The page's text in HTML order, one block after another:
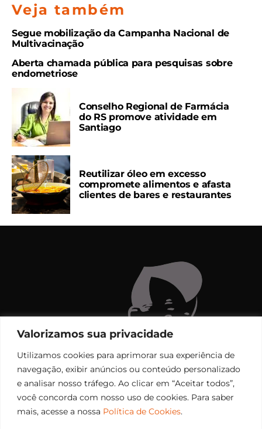
Valorizamos sua privacidade
Utilizamos cookies para aprimorar sua experiência de
navegação, exibir anúncios ou conteúdo personalizado
e analisar nosso tráfego. Ao clicar em “Aceitar todos”,
você concorda com nosso uso de cookies. Para saber
mais, acesse a nossa Política de Cookies.
Veja também
Segue mobilização da Campanha Nacional de
Multivacinação
Aberta chamada pública para pesquisas sobre
endometriose
Conselho Regional de Farmácia
do RS promove atividade em
Santiago
Reutilizar óleo em excesso
compromete alimentos e afasta
clientes de bares e restaurantes